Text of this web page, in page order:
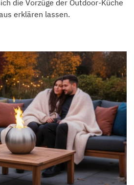
die Vorzüge der Outdoor-Küche
erklären lassen.